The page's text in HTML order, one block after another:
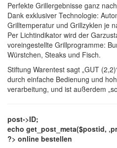
Perfekte Grillergebnisse ganz
Dank exklusiver Technologie:
Grilltemperatur und Grillzyklen je
Per Lichtindikator wird der
voreingestellte Grillprogramme:
Würstchen, Steaks und Fisch.
Stiftung Warentest sagt „GUT
durch einfache Bedienung und
verarbeitung, und ist außerdem
post->ID;
echo get_post_meta($postid,
?> online bestellen